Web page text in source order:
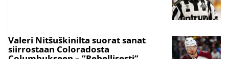
Valeri Nitšuškinilta suorat sanat
siirrostaan Coloradosta